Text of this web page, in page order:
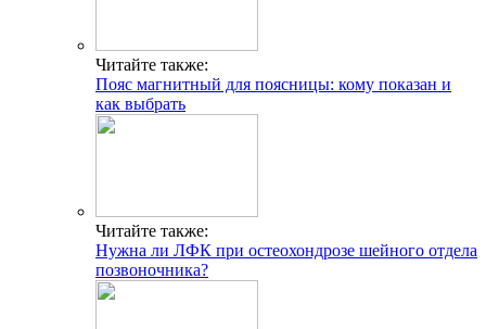
Читайте также:
Пояс магнитный для поясницы: кому показан и
как выбрать
Читайте также:
Нужна ли ЛФК при остеохондрозе шейного отдела
позвоночника?